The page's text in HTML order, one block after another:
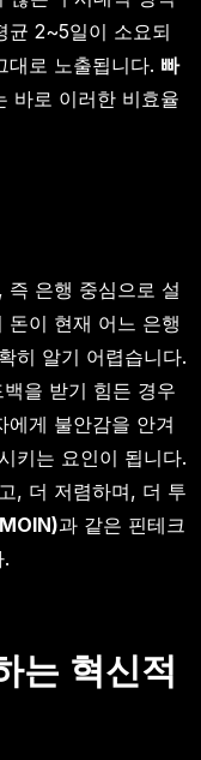
균 2~5일이 소요되
대로 노출됩니다. 빠
바로 이러한 비효율
즉 은행 중심으로 설
돈이 현재 어느 은행
히 알기 어렵습니다.
을 받기 힘든 경우
에게 불안감을 안겨
키는 요인이 됩니다.
, 더 저렴하며, 더 투
과 같은 핀테크
는 혁신적